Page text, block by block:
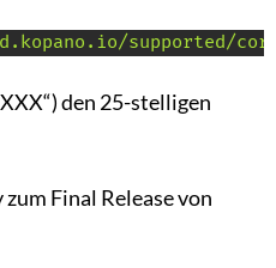
supported/
den 25-stelligen
Final Release von